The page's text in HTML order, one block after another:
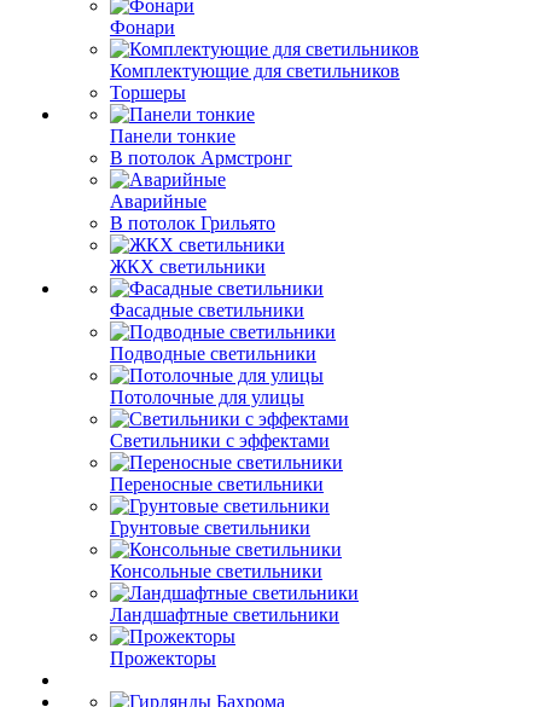
Фонари
Комплектующие для светильников
Торшеры
Панели тонкие
В потолок Армстронг
Аварийные
В потолок Грильято
ЖКХ светильники
Фасадные светильники
Подводные светильники
Потолочные для улицы
Светильники с эффектами
Переносные светильники
Грунтовые светильники
Консольные светильники
Ландшафтные светильники
Прожекторы